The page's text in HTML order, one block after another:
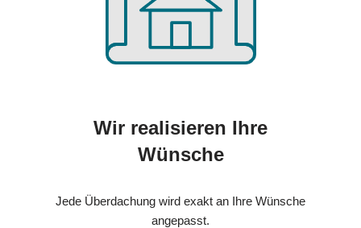
Wir realisieren Ihre
Wünsche
Jede Überdachung wird exakt an Ihre Wünsche
angepasst.